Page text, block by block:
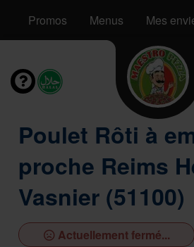
Promos Menus Mes
Poulet Rôti à
proche Reims
Vasnier (51100)
Actuellement fermé...